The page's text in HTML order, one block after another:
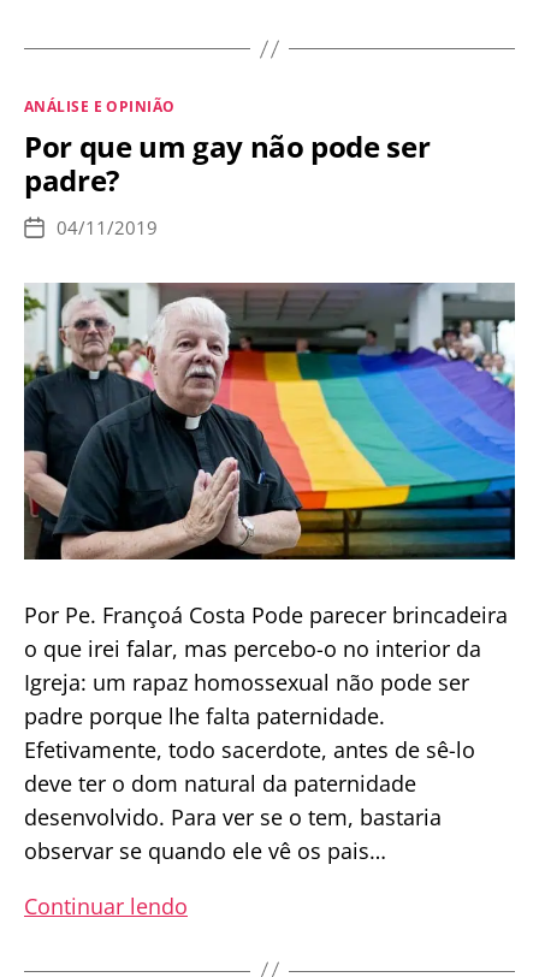
“pais
desenho
recebe
críticas
Categorias
ANÁLISE E OPINIÃO
Por que um gay não pode ser
padre?
Data
publicação
04/11/2019
Por Pe. Françoá Costa Pode parecer brincadeira
o que irei falar, mas percebo-o no interior da
Igreja: um rapaz homossexual não pode ser
padre porque lhe falta paternidade.
Efetivamente, todo sacerdote, antes de sê-lo
deve ter o dom natural da paternidade
desenvolvido. Para ver se o tem, bastaria
observar se quando ele vê os pais…
Continuar lendo